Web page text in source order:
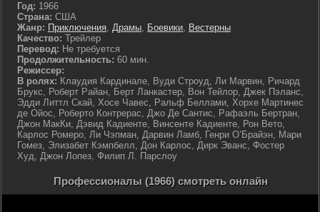
Год: 1966
Страна: США
Жанр: Приключения, Драмы, Боевики, Вестерны
Качество: Трейлер
Перевод: Не требуется
Продолжительность: 60 мин.
Режиссер:
В ролях: Клаудия Кардинале, Вуди Строуд, Ли Марвин, Ричард
Брукс, Роберт Райан, Берт Ланкастер, Вон Тейлор, Джек Пэланс,
Эдди Литтл Скай, Хосе Чавес, Ральф Беллами, Хорхе Мартинес
де Ойос, Роберто Контрерас, Джо Де Сантис, Рафаэль Бертран,
Джон МакКи, Дэвид Кадиенте, Винсенте Кадиенте, Рон Вето,
Карлос Ромеро, Ли Чэпман, Дарвин Ламб, Генри О’Брайэн, Мари
Гомез, Элизабет Кэмпбелл, Дон Карлос, Дирк Эванс, Фостер
Худ, Джон Лопез, Филип Л. Парслоу
Профессионалы (1966) смотреть онлайн